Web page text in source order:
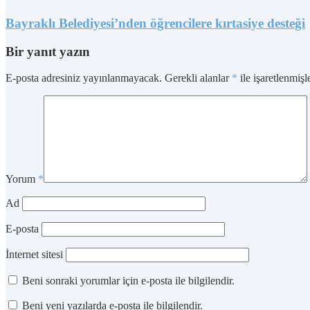
Bayraklı Belediyesi’nden öğrencilere kırtasiye desteği
Bir yanıt yazın
E-posta adresiniz yayınlanmayacak. Gerekli alanlar * ile
Yorum *
Ad
E-posta
İnternet sitesi
Beni sonraki yorumlar için e-posta ile bilgilendir.
Beni yeni yazılarda e-posta ile bilgilendir.